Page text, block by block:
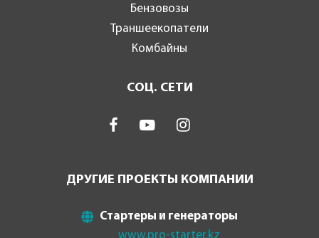
Бензовозы
Траншеекопатели
Комбайны
СОЦ. СЕТИ
ДРУГИЕ ПРОЕКТЫ КОМПАНИИ
Стартеры и генераторы
www.pro-starter.kz